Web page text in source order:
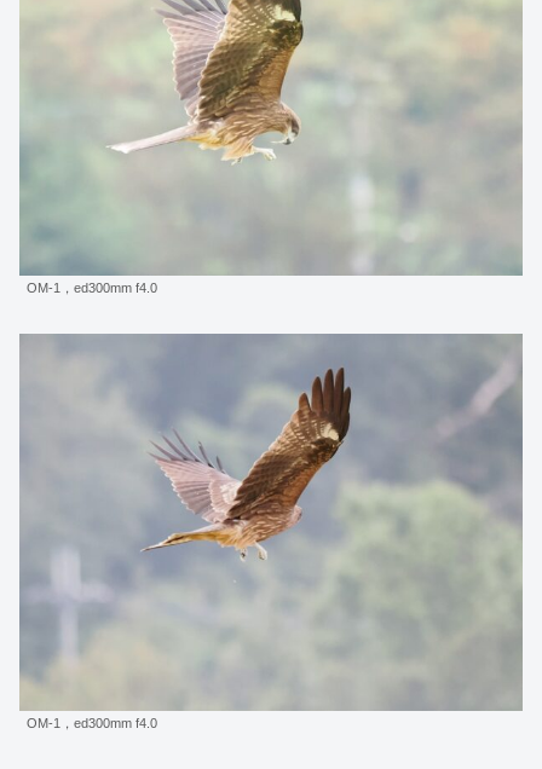
OM-1，ed300mm f4.0
OM-1，ed300mm f4.0